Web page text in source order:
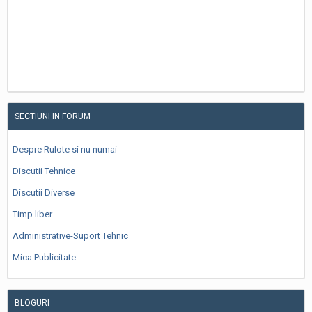
SECTIUNI IN FORUM
Despre Rulote si nu numai
Discutii Tehnice
Discutii Diverse
Timp liber
Administrative-Suport Tehnic
Mica Publicitate
BLOGURI